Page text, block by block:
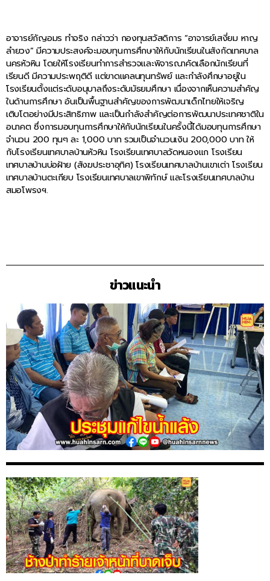
อาจารย์กัญอมร ทำจริง กล่าวว่า กองทุนสวัสดิการ “อาจารย์เสงี่ยม หาญ
ลำยวง” มีความประสงค์จะมอบทุนการศึกษาให้กับนักเรียนในสังกัดเทศบาล
นครหัวหิน โดยให้โรงเรียนทำการสำรวจและพิจารณาคัดเลือกนักเรียนที่
เรียนดี มีความประพฤติดี แต่ขาดแคลนทุนทรัพย์ และกำลังศึกษาอยู่ใน
โรงเรียนตั้งแต่ระดับอนุบาลถึงระดับมัธยมศึกษา เนื่องจากเห็นความสำคัญ
ในด้านการศึกษา อันเป็นพื้นฐานสำคัญของการพัฒนาเด็กไทยให้เจริญ
เติบโตอย่างมีประสิทธิภาพ และเป็นกำลังสำคัญต่อการพัฒนาประเทศชาติใน
อนาคต ซึ่งการมอบทุนการศึกษาให้กับนักเรียนในครั้งนี้ได้มอบทุนการศึกษา
จำนวน 200 ทุนๆ ละ 1,000 บาท รวมเป็นจำนวนเงิน 200,000 บาท ให้
กับโรงเรียนเทศบาลบ้านหัวหิน โรงเรียนเทศบาลวัดหนองแก โรงเรียน
เทศบาลบ้านบ่อฝ้าย (สังฆประชาอุทิศ) โรงเรียนเทศบาลบ้านเขาเต่า โรงเรียน
เทศบาลบ้านตะเกียบ โรงเรียนเทศบาลเขาพิทักษ์ และโรงเรียนเทศบาลบ้าน
สมอโพรงฯ.
ข่าวแนะนำ